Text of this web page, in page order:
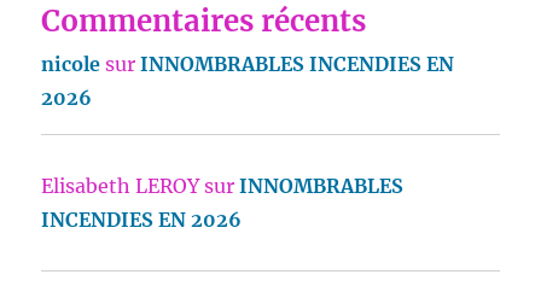
Commentaires récents
nicole surINNOMBRABLES INCENDIES EN
2026
Elisabeth LEROYsurINNOMBRABLES
INCENDIES EN 2026